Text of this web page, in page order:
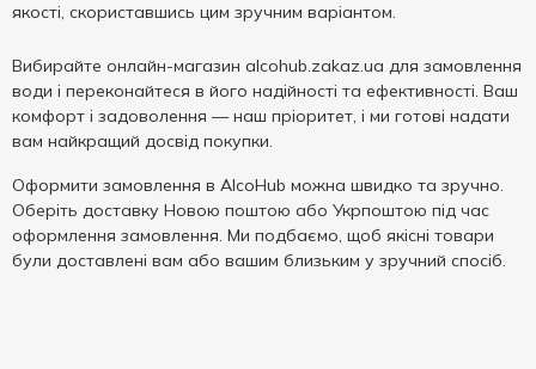
якості, скориставшись цим зручним варіантом.
Вибирайте онлайн-магазин alcohub.zakaz.ua для замовлення
води і переконайтеся в його надійності та ефективності. Ваш
комфорт і задоволення — наш пріоритет, і ми готові надати
вам найкращий досвід покупки.
Оформити замовлення в AlcoHub можна швидко та зручно.
Оберіть доставку Новою поштою або Укрпоштою під час
оформлення замовлення. Ми подбаємо, щоб якісні товари
були доставлені вам або вашим близьким у зручний спосіб.